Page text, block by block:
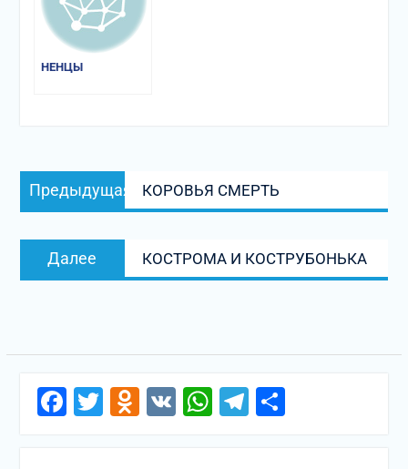
НЕНЦЫ
Навигация
по
Предыдущая
запись:
КОРОВЬЯ СМЕРТЬ
Далее
запись:
КОСТРОМА И КОСТРУБОНЬКА
Facebook
Twitter
Odnoklassniki
VKWhatsApp
Telegram